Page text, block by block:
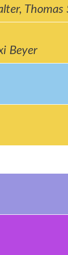
Thomas
Beyer